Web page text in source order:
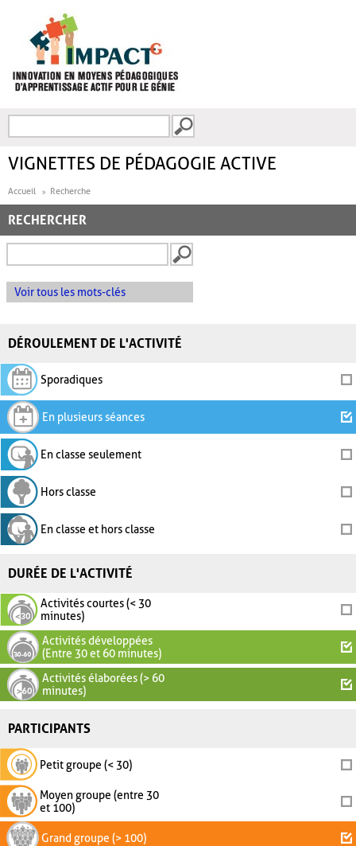
FORMULAIRE DE
VIGNETTES DE PÉDAGOGIE ACTIVE
Accueil Recherche
RECHERCHER
Voir tous les mots-clés
DÉROULEMENT DE L'ACTIVITÉ
Sporadiques
En plusieurs séances
En classe seulement
Hors classe
En classe et hors classe
DURÉE DE L'ACTIVITÉ
Activités courtes (< 30
minutes)
Activités développées
(Entre 30 et 60 minutes)
Activités élaborées (> 60
minutes)
PARTICIPANTS
Petit groupe (< 30)
Moyen groupe (entre 30
et 100)
Grand groupe (> 100)